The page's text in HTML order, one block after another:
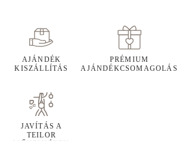
AJÁNDÉK
KISZÁLLÍTÁS
PRÉMIUM
AJÁNDÉKCSOMAGOLÁS
JAVÍTÁS A
TEILOR